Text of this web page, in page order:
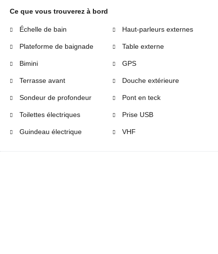
Ce que vous trouverez à bord
Échelle de bain
Plateforme de baignade
Bimini
Terrasse avant
Sondeur de profondeur
Toilettes électriques
Guindeau électrique
Haut-parleurs externes
Table externe
GPS
Douche extérieure
Pont en teck
Prise USB
VHF